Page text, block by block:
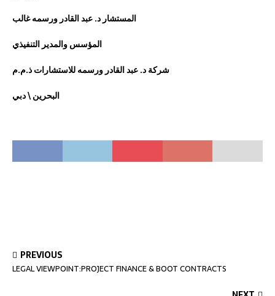
المستشار د. عبد القادر ورسمه غالب
المؤسس والمدير التنفيذي
شركة د. عبد القادر ورسمه للاستشاراتذ.م.م
البحرين \ دبي
PREVIOUS
LEGAL VIEWPOINT:PROJECT FINANCE & BOOT CONTRACTS